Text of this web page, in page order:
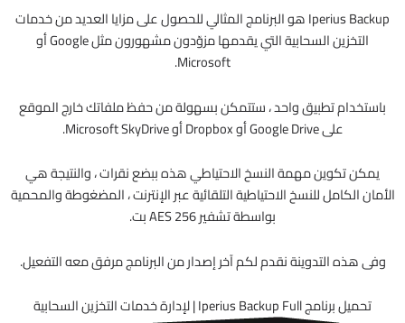
Iperius Backup هو البرنامج المثالي للحصول على مزايا العديد من خدمات
التخزين السحابية التي يقدمها مزوّدون مشهورون مثل Google أو
Microsoft.
باستخدام تطبيق واحد ، ستتمكن بسهولة من حفظ ملفاتك خارج الموقع
على Google Drive أو Dropbox أو Microsoft SkyDrive.
يمكن تكوين مهمة النسخ الاحتياطي هذه ببضع نقرات ، والنتيجة هي
الأمان الكامل للنسخ الاحتياطية التلقائية عبر الإنترنت ، المضغوطة والمحمية
بواسطة تشفير AES 256 بت.
وفى هذه التدوينة نقدم لكم آخر إصدار من البرنامج مرفق معه التفعيل.
تحميل برنامج Iperius Backup Full | لإدارة خدمات التخزين السحابية